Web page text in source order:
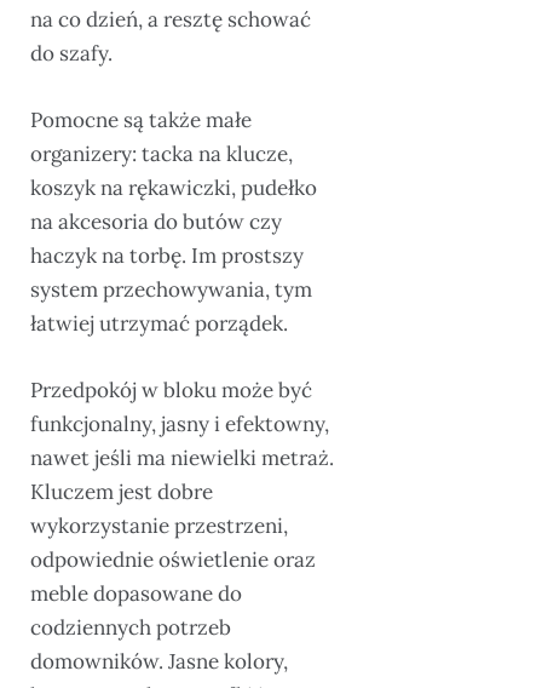
na co dzień, a resztę schować
do szafy.
Pomocne są także małe
organizery: tacka na klucze,
koszyk na rękawiczki, pudełko
na akcesoria do butów czy
haczyk na torbę. Im prostszy
system przechowywania, tym
łatwiej utrzymać porządek.
Przedpokój w bloku może być
funkcjonalny, jasny i efektowny,
nawet jeśli ma niewielki metraż.
Kluczem jest dobre
wykorzystanie przestrzeni,
odpowiednie oświetlenie oraz
meble dopasowane do
codziennych potrzeb
domowników. Jasne kolory,